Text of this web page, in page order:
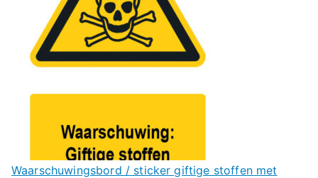
Waarschuwingsbord / sticker giftige stoffen met